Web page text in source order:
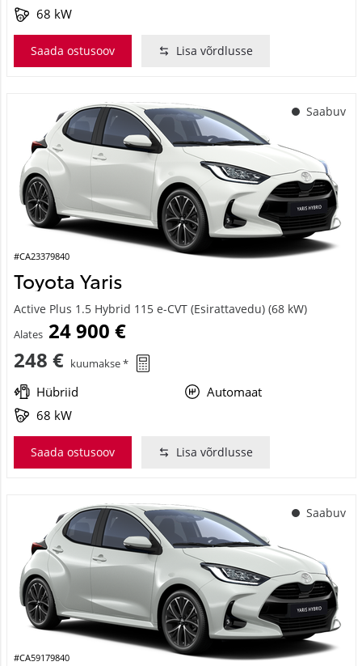
68 kW
Saada ostusoov Lisa võrdlusse
Saabuv
#CA23379840
Toyota Yaris
Active Plus 1.5 Hybrid 115 e-CVT (Esirattavedu) (68 kW)
Alates 24 900 €
248 € kuumakse *
Hübriid
Automaat
68 kW
Saada ostusoov Lisa võrdlusse
Saabuv
#CA59179840